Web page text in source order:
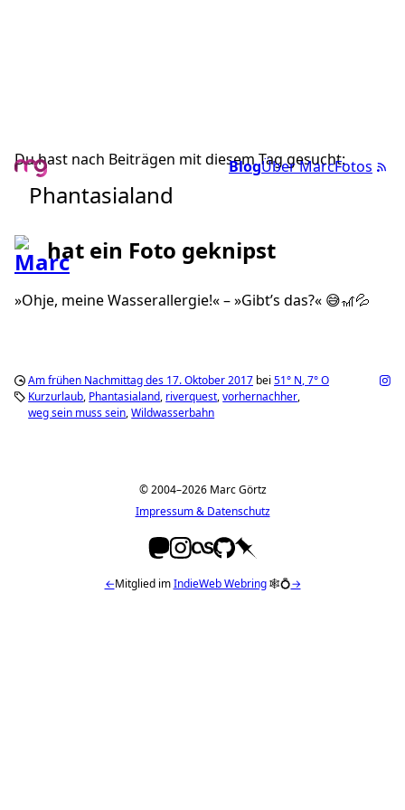
BlogÜber MarcFotos
Du hast nach Beiträgen mit diesem Tag gesucht:
Phantasialand
hat ein Foto geknipst
»Ohje, meine Wasserallergie!« – »Gibt’s das?« 😅🎢💦
Am frühen Nachmittag des 17. Oktober 2017 bei 51° N,7°O
Kurzurlaub Phantasialand riverquest vorhernachher
weg sein muss sein Wildwasserbahn
© 2004–2026 Marc Görtz
Impressum & Datenschutz
←Mitglied imIndieWeb Webring🕸💍→